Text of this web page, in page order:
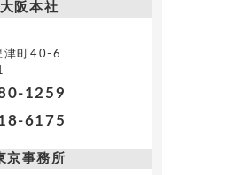
大阪本社
津町40-6
1259
6175
京事務所